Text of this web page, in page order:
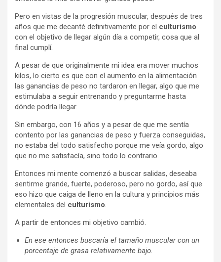
Pero en vistas de la progresión muscular, después de tres
años que me decanté definitivamente por el culturismo
con el objetivo de llegar algún día a competir, cosa que al
final cumplí.
A pesar de que originalmente mi idea era mover muchos
kilos, lo cierto es que con el aumento en la alimentación
las ganancias de peso no tardaron en llegar, algo que me
estimulaba a seguir entrenando y preguntarme hasta
dónde podría llegar.
Sin embargo, con 16 años y a pesar de que me sentía
contento por las ganancias de peso y fuerza conseguidas,
no estaba del todo satisfecho porque me veía gordo, algo
que no me satisfacía, sino todo lo contrario.
Entonces mi mente comenzó a buscar salidas, deseaba
sentirme grande, fuerte, poderoso, pero no gordo, así que
eso hizo que caiga de lleno en la cultura y principios más
elementales del culturismo.
A partir de entonces mi objetivo cambió.
En ese entonces buscaría el tamaño muscular con un
porcentaje de grasa relativamente bajo.